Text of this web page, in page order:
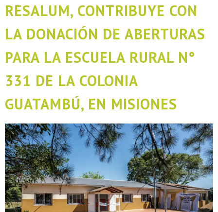
RESALUM, CONTRIBUYE CON
LA DONACIÓN DE ABERTURAS
PARA LA ESCUELA RURAL N°
331 DE LA COLONIA
GUATAMBÚ, EN MISIONES